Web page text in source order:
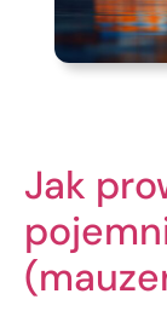
Jak